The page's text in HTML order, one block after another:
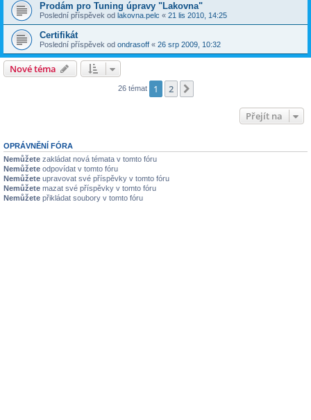
Prodám pro Tuning úpravy "Lakovna"
Poslední příspěvek od lakovna.pelc « 21 lis 2010, 14:25
Certifikát
Poslední příspěvek od ondrasoff « 26 srp 2009, 10:32
Nové téma
26 témat 1 2
Přejít na
OPRÁVNĚNÍ FÓRA
Nemůžete zakládat nová témata v tomto fóru
Nemůžete odpovídat v tomto fóru
Nemůžete upravovat své příspěvky v tomto fóru
Nemůžete mazat své příspěvky v tomto fóru
Nemůžete přikládat soubory v tomto fóru